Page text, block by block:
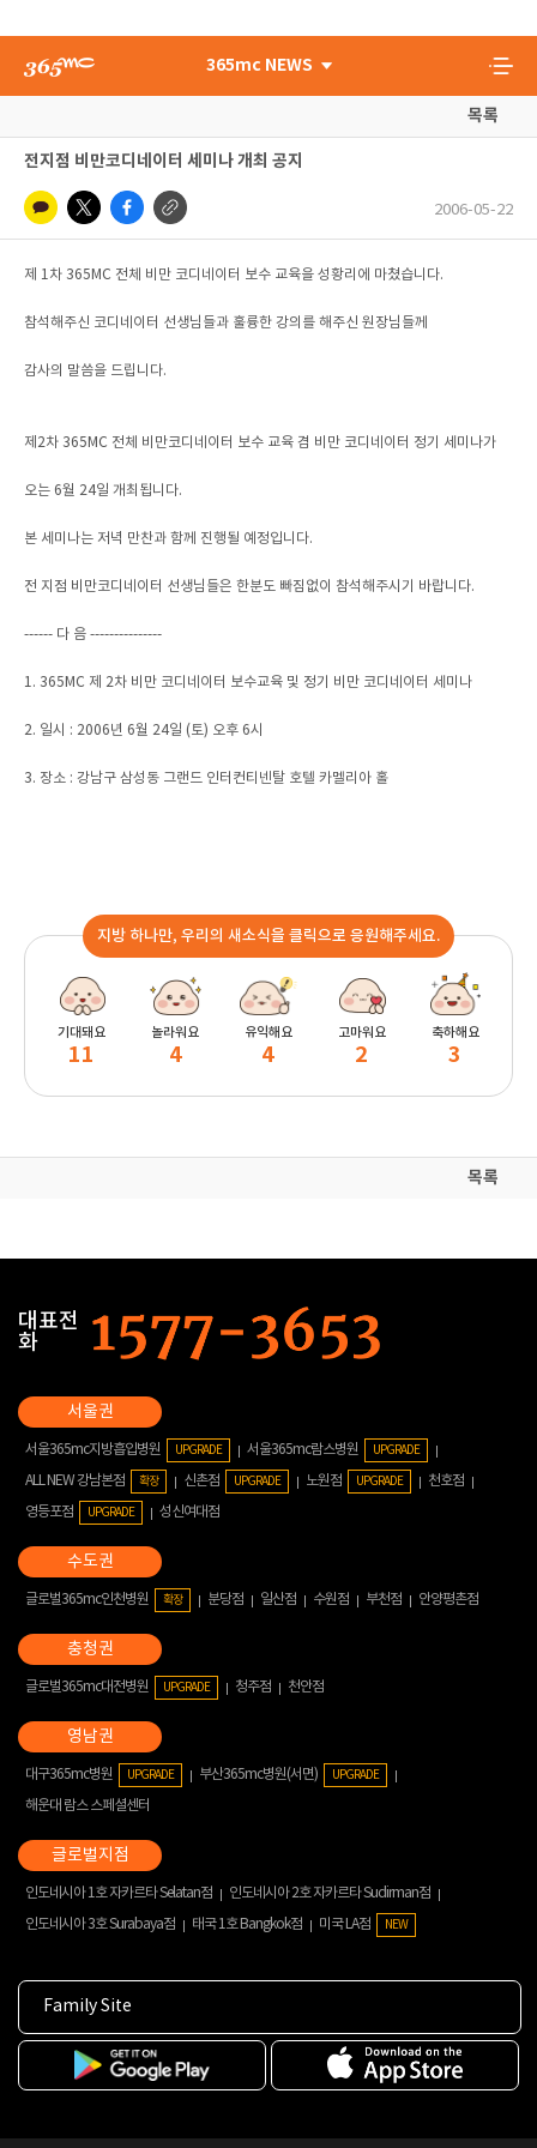
365mc NEWS
목록
전지점 비만코디네이터 세미나 개최 공지
2006-05-22
제 1차 365MC 전체 비만 코디네이터 보수 교육을 성황리에 마쳤습니다.
참석해주신 코디네이터 선생님들과 훌륭한 강의를 해주신 원장님들께
감사의 말씀을 드립니다.
제2차 365MC 전체 비만코디네이터 보수 교육 겸 비만 코디네이터 정기 세미나가
오는 6월 24일 개최됩니다.
본 세미나는 저녁 만찬과 함께 진행될 예정입니다.
전 지점 비만코디네이터 선생님들은 한분도 빠짐없이 참석해주시기 바랍니다.
------ 다 음 ---------------
1. 365MC 제 2차 비만 코디네이터 보수교육 및 정기 비만 코디네이터 세미나
2. 일시 : 2006년 6월 24일 (토) 오후 6시
3. 장소 : 강남구 삼성동 그랜드 인터컨티넨탈 호텔 카멜리아 홀
지방 하나만, 우리의 새소식을 클릭으로 응원해주세요.
기대돼요
11
놀라워요
4
유익해요
4
고마워요
2
축하해요
3
목록
대표전
화
서울365mc지방흡입병원 UPGRADE 서울365mc람스병원 UPGRADE
ALL NEW 강남본점 확장 신촌점 UPGRADE 노원점 UPGRADE
천호점
영등포점
UPGRADE 성신여대점
글로벌365mc인천병원 확장 분당점 일산점 수원점 부천점 안양평촌점
글로벌365mc대전병원 UPGRADE 청주점 천안점
대구365mc병원 UPGRADE 부산365mc병원(서면) UPGRADE
해운대 람스 스페셜센터
인도네시아 1호 자카르타 Selatan점
인도네시아 2호 자카르타 Sudirman점
인도네시아 3호 Surabaya점
태국 1호 Bangkok점 미국 LA점 NEW
Family Site